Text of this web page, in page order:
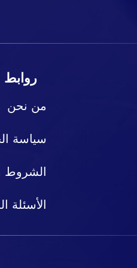
روابط
من نحن
سياسة
الشروط
الأسئلة